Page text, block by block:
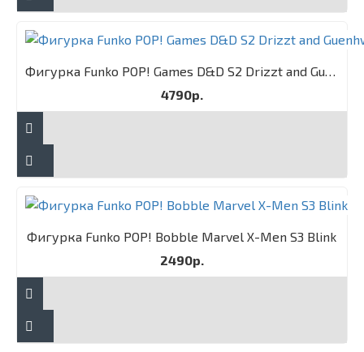
Фигурка Funko POP! Games D&D S2 Drizzt and Guenhwyvar 2PK
4790р.
Фигурка Funko POP! Bobble Marvel X-Men S3 Blink
2490р.